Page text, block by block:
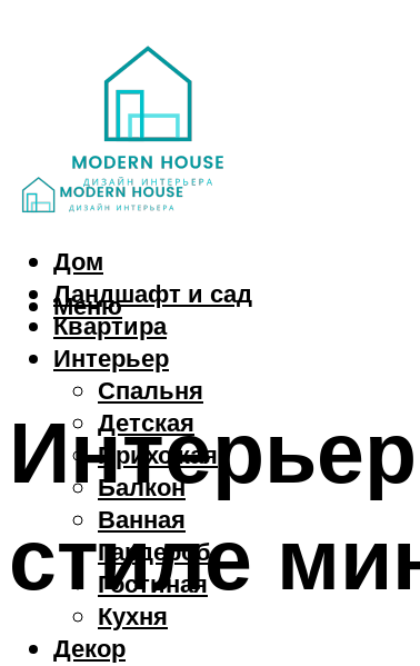
Дом
Ландшафт и сад
Квартира
Интерьер
Спальня
Детская
Прихожая
Балкон
Ванная
Гардероб
Гостиная
Кухня
Декор
Меню
стиле